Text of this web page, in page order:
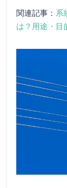
関連記事： 系
は？用途・目